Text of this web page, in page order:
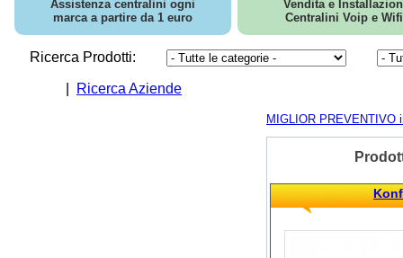
Assistenza centralini ogni
marca a partire da 1 euro
Vendita e
Centralini Voip e
Ricerca Prodotti:
Ricerca Aziende
MIGLIOR PREVENTIVO